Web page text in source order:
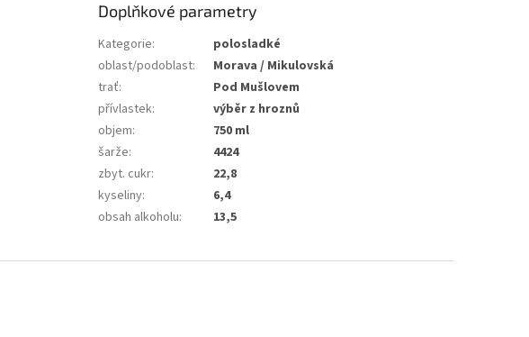
Doplňkové parametry
Kategorie:
polosladké
oblast/podoblast:
Morava / Mikulovská
trať:
Pod Mušlovem
přívlastek:
výběr z hroznů
objem:
750 ml
šarže:
4424
zbyt. cukr:
22,8
kyseliny:
6,4
obsah alkoholu: 13,5